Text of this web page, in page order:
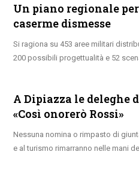
Un piano regionale
caserme dismesse
Si ragiona su 453 aree militari
200 possibili progettualità e 52
A Dipiazza le deleghe
«Così onorerò Rossi»
Nessuna nomina o rimpasto di
e al turismo rimarranno nelle mani